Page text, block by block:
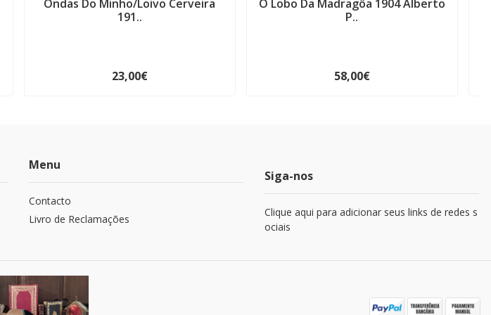
Ondas Do Minho/Loivo Cerveira
191..
23,00€
O Lobo Da Madragôa 1904 Alberto
P..
58,00€
Menu
Contacto
Livro de Reclamações
Siga-nos
Clique aqui para adicionar seus links de redes s
ociais